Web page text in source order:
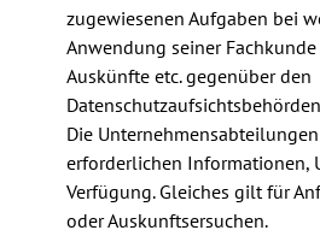
zugewiesenen Aufgaben bei
Anwendung seiner
Auskünfte etc. gegenüber den
Die
erforderlichen Informationen,
Verfügung. Gleiches gilt für
oder Auskunftsersuchen.